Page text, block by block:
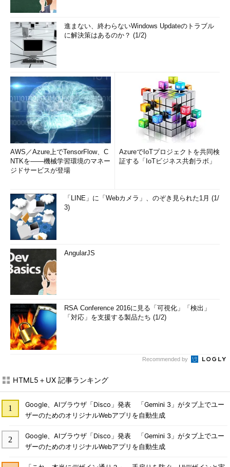
進まない、終わらないWindows Updateのトラブル
に解決策はあるのか？ (1/2)
AWS／Azure上でTensorFlow、C
NTKを――機械学習環境のマネー
ジドサービスが登場
AzureでIoTプロジェクトを共同検
証する「IoTビジネス共創ラボ」
「LINE」に「Webカメラ」、のぞき見られた1月 (1/
3)
AngularJS
RSA Conference 2016に見る「可視化」「検出」
「対応」を支援する製品たち (1/2)
Recommended by
HTML5＋UX 記事ランキング
Google、AIブラウザ「Disco」発表 「Gemini 3」がタブ上でユー
ザーのためのオリジナルWebアプリを自動生成
Google、AIブラウザ「Disco」発表 「Gemini 3」がタブ上でユー
ザーのためのオリジナルWebアプリを自動生成